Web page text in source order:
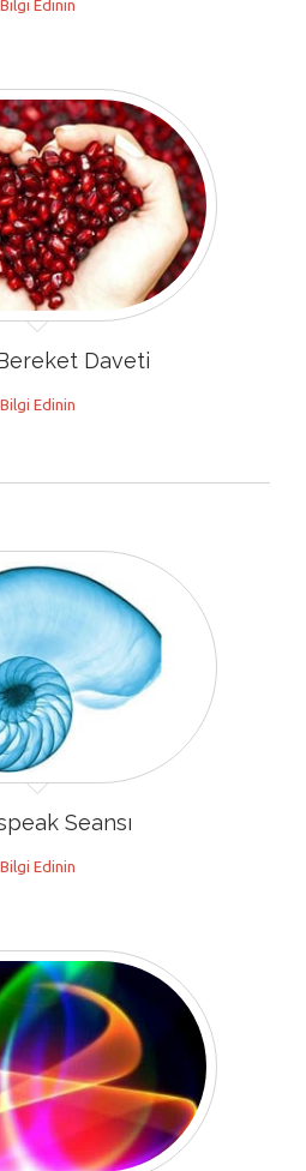
Bilgi Edinin
Daveti
Bilgi Edinin
Seansı
Bilgi Edinin